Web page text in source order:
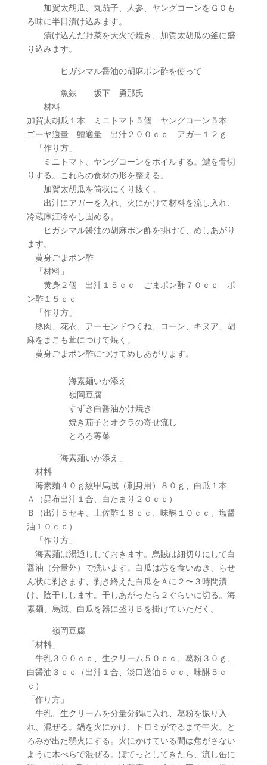
加賀太胡瓜、丸茄子、人参、ヤングコーンをＧＯも
ろ味に半日漬け込みます。
漬け込んだ野菜を天火で焼き、加賀太胡瓜の釜に盛
り込みます。
ヒガシマル醤油の胡麻ポン酢を使って
魚鉄 坂下 勇那氏
材料
加賀太胡瓜１本 ミニトマト５個 ヤングコーン５本
ゴーヤ適量 鱧適量 出汁２００ｃｃ アガー１２ｇ
「作り方」
ミニトマト、ヤングコーンをボイルする。鱧を骨切
りする。これらの食材の形を整える。
加賀太胡瓜を筒状にくり抜く。
出汁にアガーを入れ、火にかけて材料を流し入れ、
冷蔵庫江冷やし固める。
ヒガシマル醤油の胡麻ポン酢を掛けて、めしあがり
ます。
黄身ごまポン酢
「材料」
黄身２個 出汁１５ｃｃ ごまポン酢７０ｃｃ ポ
ン酢１５ｃｃ
「作り方」
豚肉、花衣、アーモンドつくね、コーン、キヌア、胡
麻をまこも茸につけて焼く。
黄身ごまポン酢につけてめしあがります。
海素麺いか添え
嶺岡豆腐
すずき白醤油かけ焼き
焼き茄子とオクラの寄せ流し
とろろ蓴菜
「海素麺いか添え」
材料
海素麺４０ｇ紋甲烏賊（刺身用）８０ｇ、白瓜１本
Ａ（昆布出汁１合、白たまり２０ｃｃ）
Ｂ（出汁５セキ、土佐酢１８ｃｃ、味醂１０ｃｃ、塩醤
油１０ｃｃ）
「作り方」
海素麺は湯通ししておきます。烏賊は細切りにして白
醤油（分量外）で洗います。白瓜は芯を食いぬき、らせ
ん状に剥きます、剥き終えた白瓜をＡに２〜３時間漬
け、陰干しします。干しあがったら２ぐらいに切る。海
素麺、烏賊、白瓜を器に盛りＢを掛けていただく。
嶺岡豆腐
「材料」
牛乳３００ｃｃ、生クリーム５０ｃｃ、葛粉３０ｇ、
白醤油３ｃｃ（出汁１合、淡口送油５ｃｃ、味醂５ｃ
ｃ）
「作り方」
牛乳、生クリームを分量分鍋に入れ、葛粉を振り入
れ、混ぜる。鍋を火にかけ、トロミがでるまで中火。と
ろみが出た弱火にする。火にかけている間は焦がさない
ように木べらで混ぜる。ぽてっとしてきたら、流し缶に